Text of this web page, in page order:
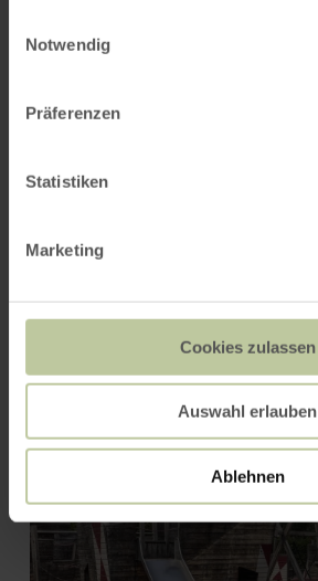
Notwendig
Präferenzen
Statistiken
Marketing
Cookies zulassen
Auswahl erlauben
Ablehnen
Das könnte Sie auch
interessieren